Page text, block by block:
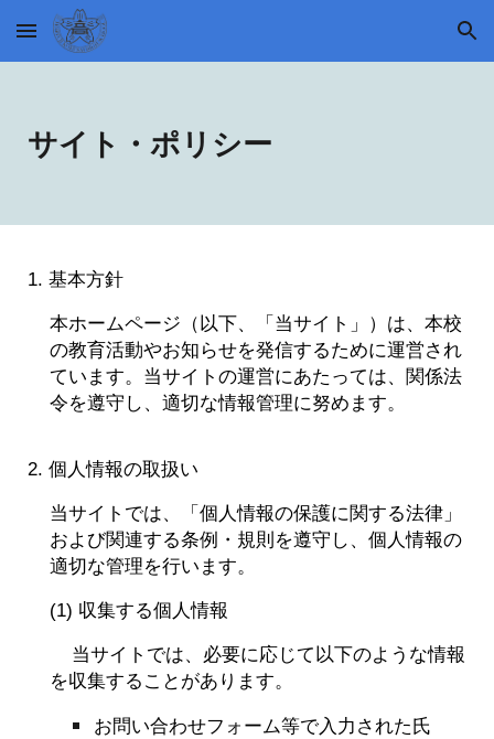
Skip to main content Skip to navigation
サイト・ポリシー
1. 基本方針
本ホームページ（以下、「当サイト」）は、本校
の教育活動やお知らせを発信するために運営され
ています。当サイトの運営にあたっては、関係法
令を遵守し、適切な情報管理に努めます。
2. 個人情報の取扱い
当サイトでは、「個人情報の保護に関する法律」
および関連する条例・規則を遵守し、個人情報の
適切な管理を行います。
(1) 収集する個人情報
当サイトでは、必要に応じて以下のような情報
を収集することがあります。
お問い合わせフォーム等で入力された氏